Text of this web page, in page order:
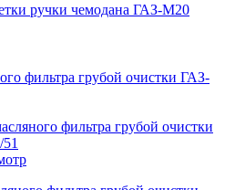
ручки чемодана ГАЗ-М20